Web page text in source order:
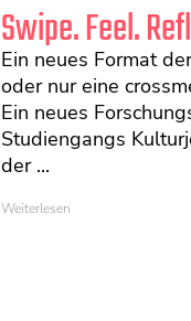
Swipe. Feel.
Ein neues Format
oder nur eine
Ein neues
Studiengangs
der ...
Weiterlesen